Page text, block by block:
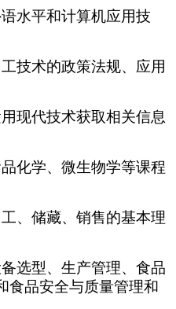
水平和计算机应用技
技术的政策法规、应用
现代技术获取相关信息
化学、微生物学等课程
、储藏、销售的基本理
选型、生产管理、食品
食品安全与质量管理和